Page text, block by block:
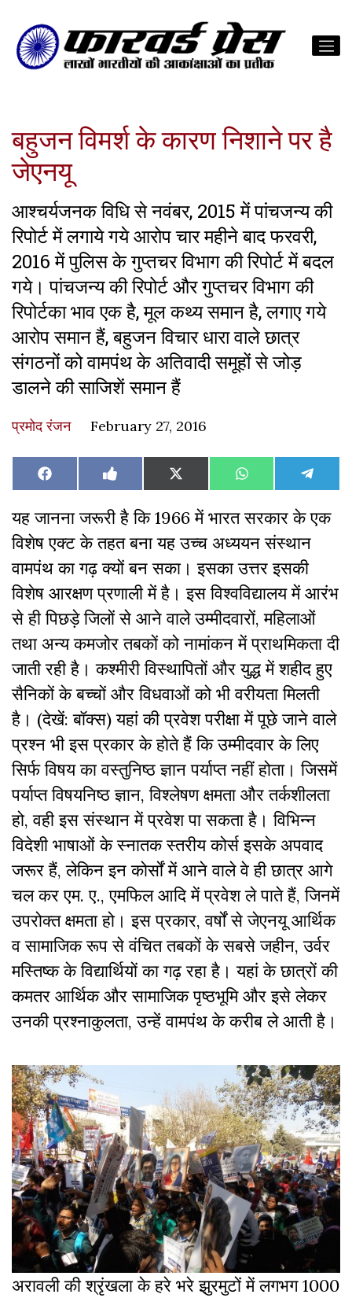
बहुजन विमर्श के कारण निशाने पर है
जेएनयू
आश्चर्यजनक विधि से नवंबर, 2015 में पांचजन्य की
रिपोर्ट में लगाये गये आरोप चार महीने बाद फरवरी,
2016 में पुलिस के गुप्तचर विभाग की रिपोर्ट में बदल
गये। पांचजन्य की रिपोर्ट और गुप्तचर विभाग की
रिपोर्टका भाव एक है, मूल कथ्य समान है, लगाए गये
आरोप समान हैं, बहुजन विचार धारा वाले छात्र
संगठनों को वामपंथ के अतिवादी समूहों से जोड़
डालने की साजिशें समान हैं
प्रमोद रंजन February 27, 2016
Share
on
Facebook Share
on
Like
on
Facebook
Share
on
X
(Twitter)
Share
on
WhatsAppShare
on
यह जानना जरूरी है कि 1966 में भारत सरकार के एक
विशेष एक्ट के तहत बना यह उच्च अध्ययन संस्थान
वामपंथ का गढ़ क्यों बन सका। इसका उत्तर इसकी
विशेष आरक्षण प्रणाली में है। इस विश्वविद्यालय में आरंभ
से ही पिछड़े जिलों से आने वाले उम्मीदवारों, महिलाओं
तथा अन्य कमजोर तबकों को नामांकन में प्राथमिकता दी
जाती रही है। कश्मीरी विस्थापितों और युद्ध में शहीद हुए
सैनिकों के बच्चों और विधवाओं को भी वरीयता मिलती
है। (देखें: बॉक्स) यहां की प्रवेश परीक्षा में पूछे जाने वाले
प्रश्न भी इस प्रकार के होते हैं कि उम्मीदवार के लिए
सिर्फ विषय का वस्तुनिष्ठ ज्ञान पर्याप्त नहीं होता। जिसमें
पर्याप्त विषयनिष्ठ ज्ञान, विश्लेषण क्षमता और तर्कशीलता
हो, वही इस संस्थान में प्रवेश पा सकता है। विभिन्न
विदेशी भाषाओं के स्नातक स्तरीय कोर्स इसके अपवाद
जरूर हैं, लेकिन इन कोर्सों में आने वाले वे ही छात्र आगे
चल कर एम. ए., एमफिल आदि में प्रवेश ले पाते हैं, जिनमें
उपरोक्त क्षमता हो। इस प्रकार, वर्षों से जेएनयू आर्थिक
व सामाजिक रूप से वंचित तबकों के सबसे जहीन, उर्वर
मस्तिष्क के विद्यार्थियों का गढ़ रहा है। यहां के छात्रों की
कमतर आर्थिक और सामाजिक पृष्ठभूमि और इसे लेकर
उनकी प्रश्नाकुलता, उन्हें वामपंथ के करीब ले आती है।
अरावली की श्रृंखला के हरे भरे झुरमुटों में लगभग 1000